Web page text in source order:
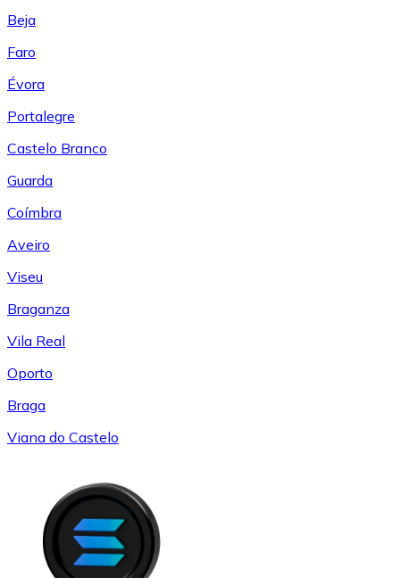
Beja
Faro
Évora
Portalegre
Castelo Branco
Guarda
Coímbra
Aveiro
Viseu
Braganza
Vila Real
Oporto
Braga
Viana do Castelo